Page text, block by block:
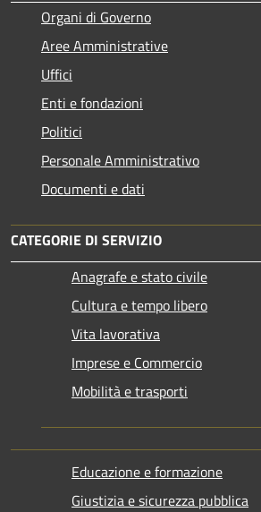
Organi di Governo
Aree Amministrative
Uffici
Enti e fondazioni
Politici
Personale Amministrativo
Documenti e dati
CATEGORIE DI SERVIZIO
Anagrafe e stato civile
Cultura e tempo libero
Vita lavorativa
Imprese e Commercio
Mobilità e trasporti
Educazione e formazione
Giustizia e sicurezza pubblica